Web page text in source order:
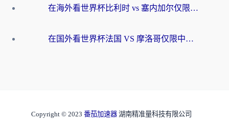
在海外看世界杯比利时 vs 塞内加尔仅限中国大陆？我找到了最流畅的中文解说之路
在国外看世界杯法国 VS 摩洛哥仅限中国大陆？海外党这样看中文解说赛事不卡顿
Copyright © 2023 番茄加速器 湖南精准量科技有限公司